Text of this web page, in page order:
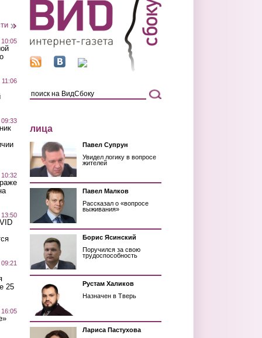
13:50
25
16:05
лица
Павел Супрун
Увидел логику в вопросе
жителей
Павел Малков
Рассказал о «вопросе
выживания»
Борис Ясинский
Поручился за свою
трудоспособность
Рустам Халиков
Назначен в Тверь
Лариса Пастухова